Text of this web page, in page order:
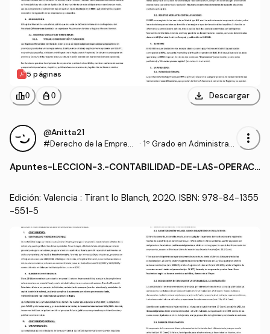
5 páginas
leaderboard0 personal_bag 0 download Descargar
@Anitta21
#Derecho de la Empres
· 1º Grado en Administraci
sas (UA)
more_vert
Apuntes-LECCION-3.-CONTABILIDAD-DE-LAS-OPERACI
Edición: Valencia : Tirant lo Blanch, 2020. ISBN: 978-84-1355
-551-5